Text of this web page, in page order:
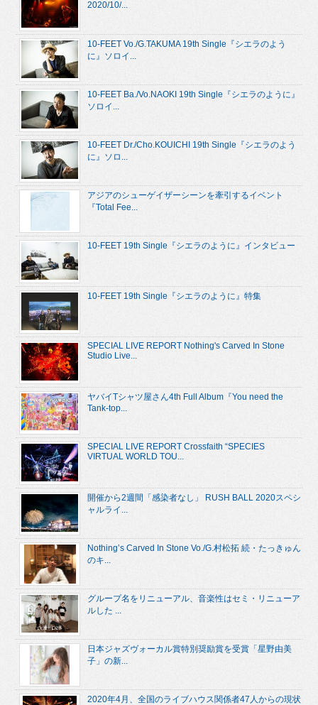
2020/10/...
10-FEET Vo./G.TAKUMA 19th Single『シエラのよう
に』ソロイ...
10-FEET Ba./Vo.NAOKI 19th Single『シエラのように』
ソロイ...
10-FEET Dr./Cho.KOUICHI 19th Single『シエラのよう
に』ソロ...
アジアのシューゲイザーシーンを牽引するイベント
『Total Fee...
10-FEET 19th Single『シエラのように』インタビュー
10-FEET 19th Single『シエラのように』特集
SPECIAL LIVE REPORT Nothing's Carved In Stone
Studio Live...
ヤバイTシャツ屋さん4th Full Album『You need the
Tank-top...
SPECIAL LIVE REPORT Crossfaith “SPECIES
VIRTUAL WORLD TOU...
開催から2週間「感染者なし」 RUSH BALL 2020スペシ
ャルライ...
Nothing’s Carved In Stone Vo./G.村松拓 続・たっきゅん
のキ...
グループ名をリニューアル、音楽性はセミ・リニューア
ルした ...
日本ジャズヴォーカル賞特別奨励賞を受賞「星野由美
子」の新...
2020年4月、全国のライブハウス関係者47人からの現状